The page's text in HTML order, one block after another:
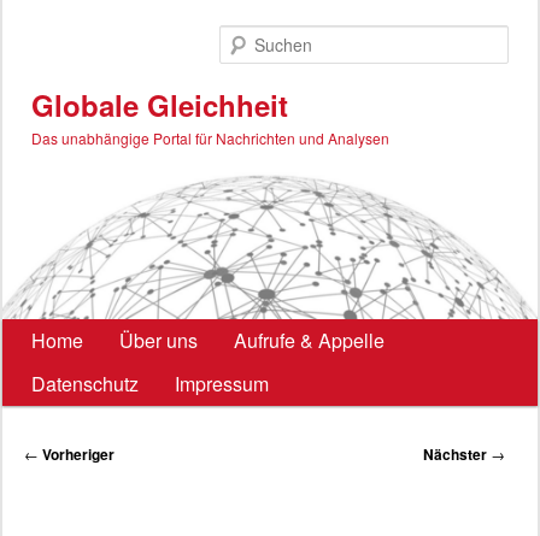
Globale Gleichheit
Das unabhängige Portal für Nachrichten und Analysen
Hauptmenü
Home Über uns
Aufrufe & Appelle
Datenschutz
Impressum
Beitragsnavigation
← Vorheriger Nächster →